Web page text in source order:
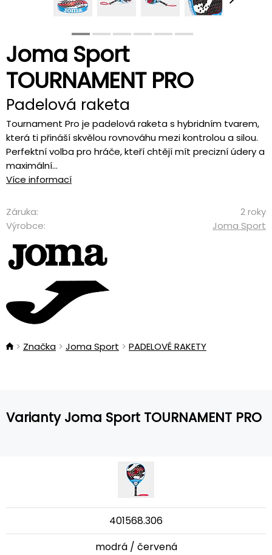
Joma Sport
TOURNAMENT PRO
Padelová raketa
Tournament Pro je padelová raketa s hybridním tvarem,
která ti přináší skvělou rovnováhu mezi kontrolou a silou.
Perfektní volba pro hráče, kteří chtějí mít precizní údery a
maximální...
Více informací
Záruka:
2 roky
Výrobce:
Joma Sport
Značka Joma Sport PADELOVÉ RAKETY
Varianty Joma Sport TOURNAMENT PRO
401568.306
modrá / červená